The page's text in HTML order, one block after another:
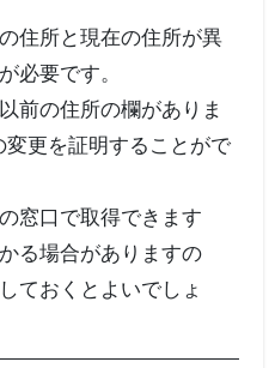
住所と現在の住所が異
必要です。
前の住所の欄がありま
更を証明することがで
窓口で取得できます
る場合がありますの
ておくとよいでしょ